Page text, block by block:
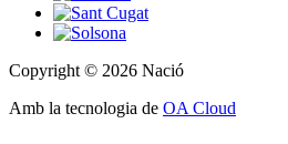
Copyright © 2026 Nació
Amb la tecnologia de OA Cloud